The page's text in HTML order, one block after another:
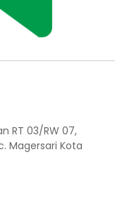
RT 03/RW 07,
Magersari Kota